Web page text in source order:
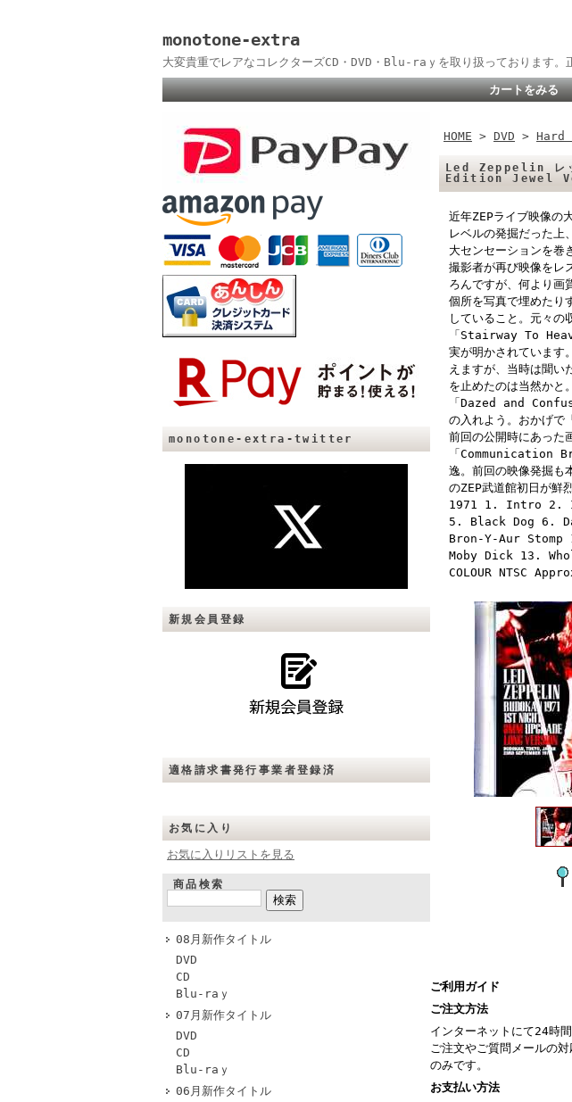
monotone-extra
大変貴重でレアなコレクターズCD・DVD・Blu-raｙを取り扱っております。
カートをみる
monotone-extra-twitter
新規会員登録
適格請求書発行事業者登録済
お気に入り
お気に入りリストを見る
商品検索
08月新作タイトル
DVD
CD
Blu-raｙ
07月新作タイトル
DVD
CD
Blu-raｙ
06月新作タイトル
HOME > DVD > Hard
Led Zeppelin レ
Edition Jewel
近年ZEPライブ映像の
レベルの発掘だった上
大センセーションを巻
撮影者が再び映像をレ
ろんですが、何より画
個所を写真で埋めたり
していること。元々
「Stairway To
実が明かされています
えますが、当時は聞い
を止めたのは当然かと
「Dazed and
の入れよう。おかげ
前回の公開時にあった
「Communication
逸。前回の映像発掘も
のZEP武道館初日
1971 1. Intro 2.
5. Black Dog 6.
Bron-Y-Aur
Moby Dick 13.
COLOUR NTSC
ご利用ガイド
ご注文方法
インターネットにて24時
ご注文やご質問メールの
のみです。
お支払い方法